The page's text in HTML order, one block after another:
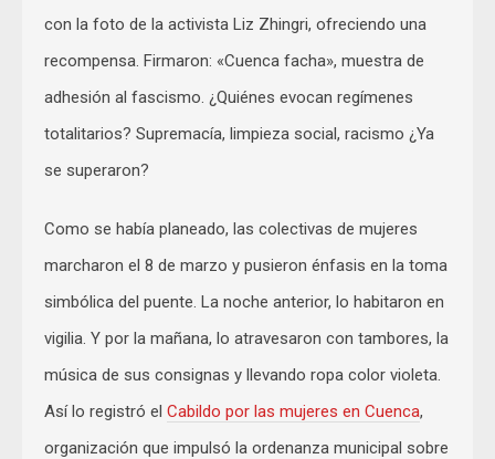
con la foto de la activista Liz Zhingri, ofreciendo una
recompensa. Firmaron: «Cuenca facha», muestra de
adhesión al fascismo. ¿Quiénes evocan regímenes
totalitarios? Supremacía, limpieza social, racismo ¿Ya
se superaron?
Como se había planeado, las colectivas de mujeres
marcharon el 8 de marzo y pusieron énfasis en la toma
simbólica del puente. La noche anterior, lo habitaron en
vigilia. Y por la mañana, lo atravesaron con tambores, la
música de sus consignas y llevando ropa color violeta.
Así lo registró el Cabildo por las mujeres en Cuenca,
organización que impulsó la ordenanza municipal sobre